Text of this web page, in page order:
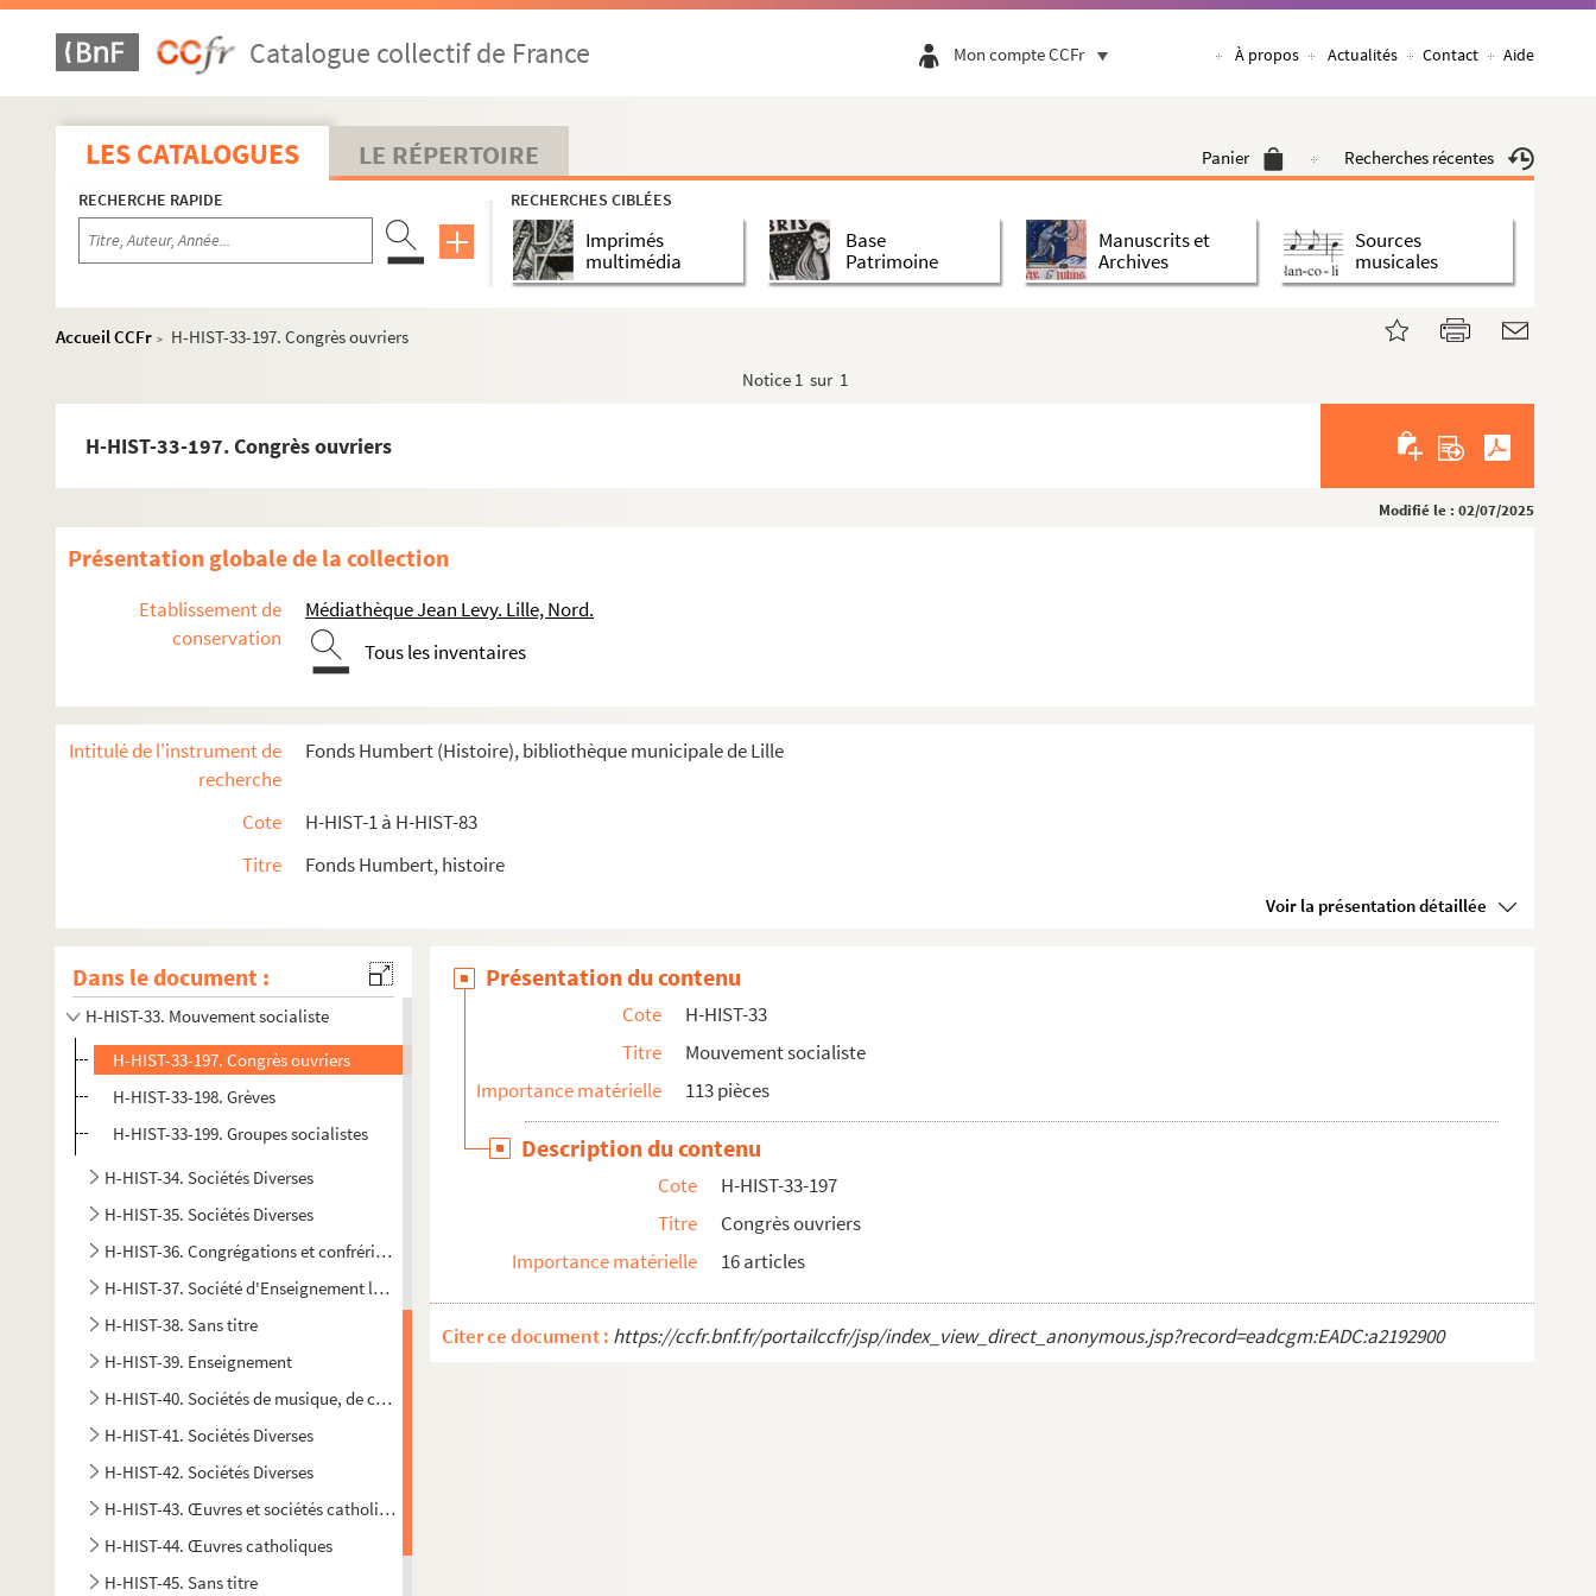
Catalogue collectif de France Mon compte CCFr À propos Actualités Contact Aide
LES CATALOGUES LE RÉPERTOIRE Panier Recherches récentes
RECHERCHE RAPIDE RECHERCHES CIBLÉES
Imprimés
multimédia
Base
Patrimoine
Manuscrits et
Archives
Sources
musicales
Accueil CCFr >
H-HIST-33-197. Congrès ouvriers
Notice 1 sur 1
H-HIST-33-197. Congrès ouvriers
Modifié le : 02/07/2025
Présentation globale de la collection
Etablissement de
conservation
Médiathèque Jean Levy. Lille, Nord.
Tous les inventaires
Intitulé de l'instrument de
recherche
Fonds Humbert (Histoire), bibliothèque municipale de Lille
Cote
H-HIST-1 à H-HIST-83
Titre
Fonds Humbert, histoire
Voir la présentation détaillée
Dans le document :
H-HIST-5. Communauté religieuse
H-HIST-6. Communautés religieuses
H-HIST-7. Communautés religieuses
H-HIST-8. Communautés religieuses
H-HIST-9. Communautés religieuses & culte
H-HIST-11. Paroisses de Lille
H-HIST-21. Conférences Diverses
H-HIST-22. Cercles et œuvres catholiques
H-HIST-23. Cercles catholiques
H-HIST-25. Comité catholique
H-HIST-26. Divers
H-HIST-28. Sociétés de secours mutuels
H-HIST-29. Sociétés de secours mutuels
H-HIST-31. Cercles Divers
H-HIST-32. Chambres syndicales
H-HIST-33. Mouvement socialiste
H-HIST-33-197. Congrès ouvriers
H-HIST-33-198. Grèves
H-HIST-33-199. Groupes socialistes
H-HIST-34. Sociétés Diverses
H-HIST-35. Sociétés Diverses
H-HIST-36. Congrégations et confréries religieuses
H-HIST-37. Société d'Enseignement laïque
H-HIST-38. Sans titre
H-HIST-39. Enseignement
H-HIST-40. Sociétés de musique, de chant, lyriques etc…
H-HIST-41. Sociétés Diverses
H-HIST-42. Sociétés Diverses
H-HIST-43. Œuvres et sociétés catholiques
H-HIST-44. Œuvres catholiques
H-HIST-45. Sans titre
Présentation du contenu
Cote
H-HIST-33
Titre
Mouvement socialiste
Importance matérielle
113 pièces
Description du contenu
Cote
H-HIST-33-197
Titre
Congrès ouvriers
Importance matérielle
16 articles
Citer ce document : https://ccfr.bnf.fr/portailccfr/jsp/index_view_direct_anonymous.jsp?record=eadcgm:EADC:a2192900